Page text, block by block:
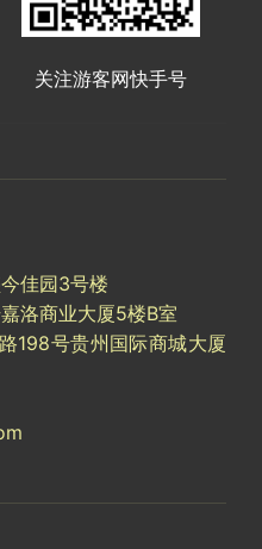
关注游客网快手号
佳园3号楼
洛商业大厦5楼B室
198号贵州国际商城大厦